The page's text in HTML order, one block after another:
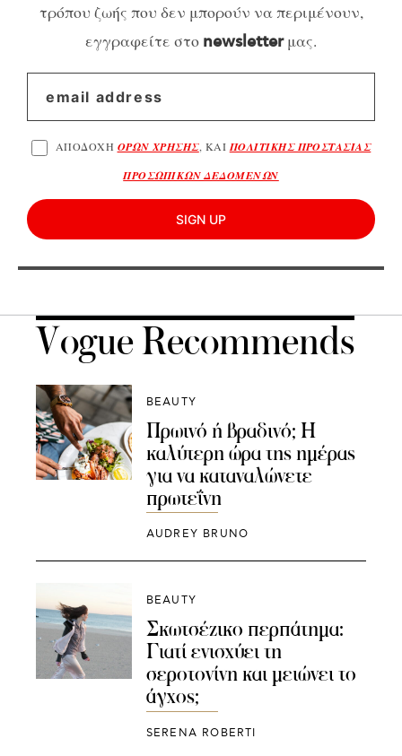
τρόπου ζωής που δεν μπορούν να περιμένουν,
εγγραφείτε στο newsletterμας.
ΑΠΟΔΟΧΗ ΟΡΩΝ ΧΡΗΣΗΣ, ΚΑΙ ΠΟΛΙΤΙΚΗΣ ΠΡΟΣΤΑΣΙΑΣ
ΠΡΟΣΩΠΙΚΩΝ ΔΕΔΟΜΕΝΩΝ
SIGN UP
Vogue Recommends
BEAUTY
Πρωινό ή βραδινό; Η
καλύτερη ώρα της ημέρας
για να καταναλώνετε
πρωτεΐνη
AUDREY BRUNO
BEAUTY
Σκωτσέζικο περπάτημα:
Γιατί ενισχύει τη
σεροτονίνη και μειώνει το
άγχος;
SERENA ROBERTI